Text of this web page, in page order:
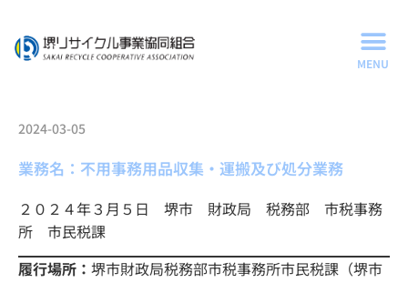
2024-03-05
業務名：不用事務用品収集・運搬及び処分業務
２０２４年３月５日 堺市 財政局 税務部 市税事務
所 市民税課
履行場所： 堺市財政局税務部市税事務所市民税課（堺市